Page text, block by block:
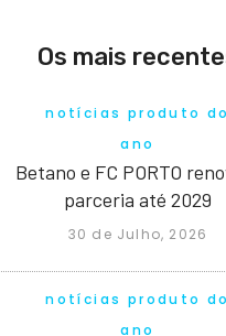
Os mais
notícias produto do
ano
Betano e FC PORTO
parceria até 2029
30 de Julho, 2026
notícias produto do
ano